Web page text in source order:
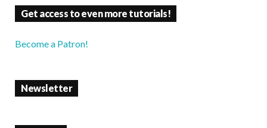
Get access to even more tutorials!
Become a Patron!
Newsletter